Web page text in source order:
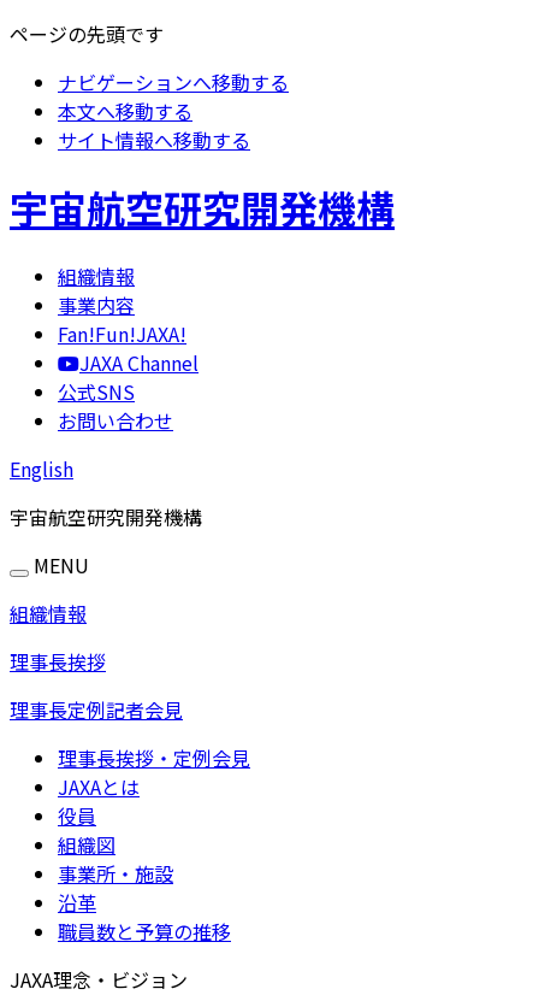
ページの先頭です
ナビゲーションへ移動する
本文へ移動する
サイト情報へ移動する
宇宙航空研究開発機構
組織情報
事業内容
Fan!Fun!JAXA!
JAXA Channel
公式SNS
お問い合わせ
English
宇宙航空研究開発機構
MENU
組織情報
理事長挨拶
理事長定例記者会見
理事長挨拶・定例会見
JAXAとは
役員
組織図
事業所・施設
沿革
職員数と予算の推移
JAXA理念・ビジョン